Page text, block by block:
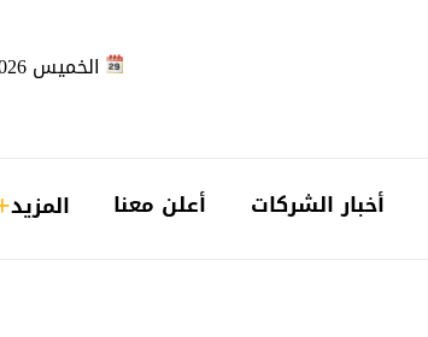
الخميس 2026-08-06
أخبار الشركات أعلن معنا المزيد